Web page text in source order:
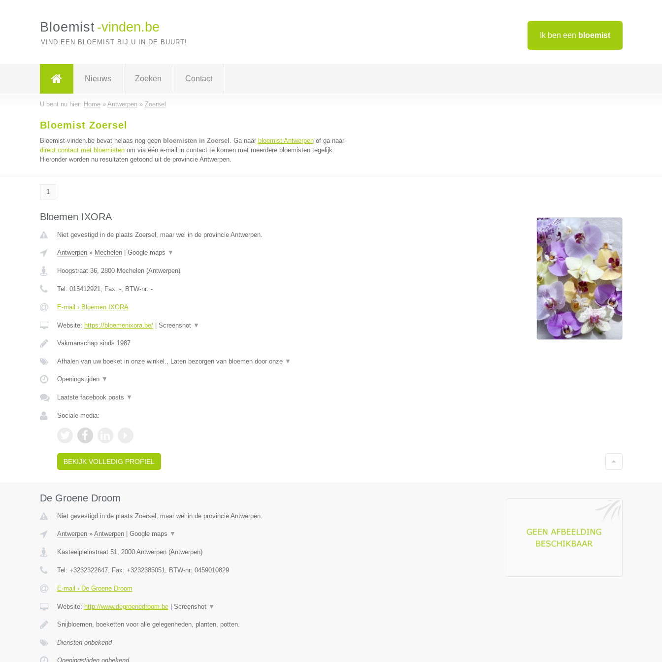
Ik ben een bloemist
Bloemist -vinden.be
VIND EEN BLOEMIST BIJ U IN DE BUURT!
Nieuws Zoeken Contact
U bent nu hier: Home» Antwerpen» Zoersel
Bloemist Zoersel
Bloemist-vinden.be bevat helaas nog geen bloemisten in Zoersel . Ga naar bloemist Antwerpenof ga naar
direct contact met bloemistenom via één e-mail in contact te komen met meerdere bloemisten tegelijk.
Hieronder worden nu resultaten getoond uit de provincie Antwerpen.
1
Bloemen IXORA
Niet gevestigd in de plaats Zoersel, maar wel in de provincie Antwerpen.
Antwerpen» Mechelen| Google maps ▼
Hoogstraat 36, 2800 Mechelen(Antwerpen)
Tel: 015412921, Fax: -, BTW-nr: -
E-mail › Bloemen IXORA
Website: https://bloemenixora.be/| Screenshot ▼
Vakmanschap sinds 1987
Afhalen van uw boeket in onze winkel., Laten bezorgen van bloemen door onze ▼
Openingstijden ▼
Laatste facebook posts ▼
Sociale media:
BEKIJK VOLLEDIG PROFIEL
De Groene Droom
Niet gevestigd in de plaats Zoersel, maar wel in de provincie Antwerpen.
Antwerpen» Antwerpen| Google maps ▼
Kasteelpleinstraat 51, 2000 Antwerpen(Antwerpen)
Tel: +3232322647, Fax: +3232385051, BTW-nr: 0459010829
E-mail › De Groene Droom
Website: http://www.degroenedroom.be| Screenshot ▼
Snijbloemen, boeketten voor alle gelegenheden, planten, potten.
Diensten onbekend
Openingstijden onbekend